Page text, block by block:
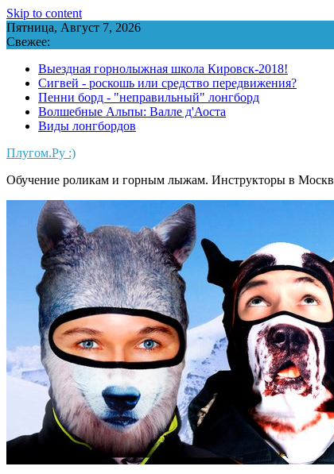
Skip to content
Пятница, Август 7, 2026
Свежее:
Выездная горнолыжная школа Кировск-2018!
Сигвей - роскошь или средство передвижения?
Пенни борд - "неправильный" лонгборд
Волшебные Альпы: Валле д'Аоста
Виды лонгбордов
Плугом.Ру :)
Обучение роликам и горным лыжам. Инструкторы в